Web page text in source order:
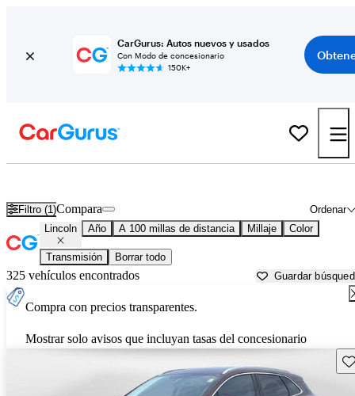
CarGurus: Autos nuevos y usados
Con Modo de concesionario
150K+
Filtro (1) Ordenar
Compara
Lincoln Año A 100 millas de distancia Millaje Color
Transmisión Borrar todo
325 vehículos encontrados Guardar
Compra con precios transparentes.
Mostrar solo avisos que incluyan tasas del concesionario